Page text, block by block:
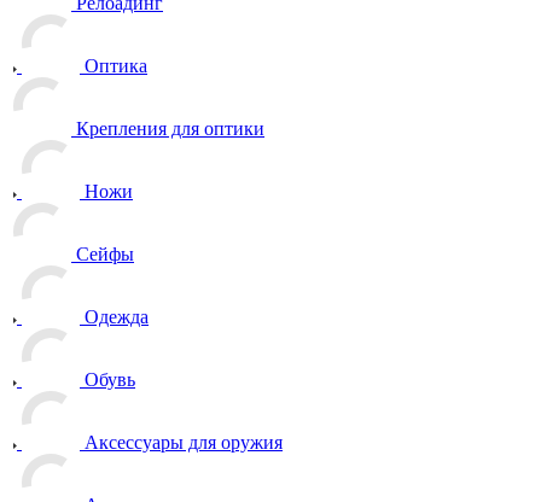
Оптика
Крепления для оптики
Ножи
Сейфы
Одежда
Обувь
Аксессуары для оружия